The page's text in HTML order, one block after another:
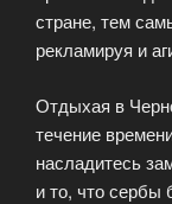
стране, тем
рекламируя и
Отдыхая в
течение
насладитесь
и то, что сербы